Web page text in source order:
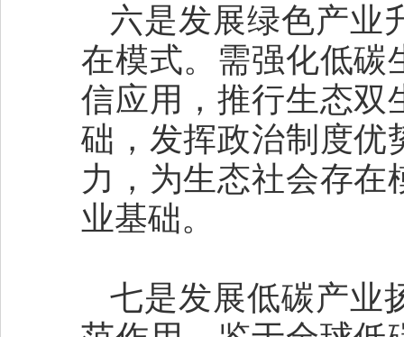
六是发展绿色产业
在模式。需强化低碳
信应用，推行生态双
础，发挥政治制度优
力，为生态社会存在
业基础。
七是发展低碳产业